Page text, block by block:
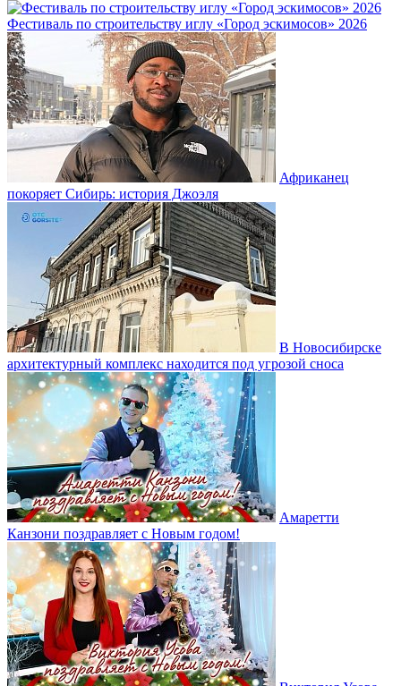
Фестиваль по строительству иглу «Город эскимосов» 2026
Африканец
покоряет Сибирь: история Джоэля
В Новосибирске
архитектурный комплекс находится под угрозой сноса
Амаретти
Канзони поздравляет с Новым годом!